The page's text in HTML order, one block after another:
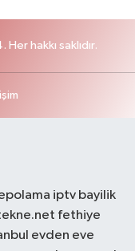
hakkı saklıdır.
iptv bayilik
fethiye
evden eve